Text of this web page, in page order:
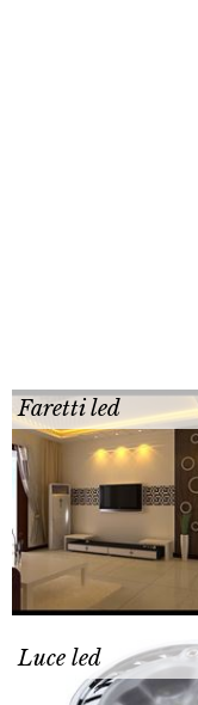
Faretti led
Luce led